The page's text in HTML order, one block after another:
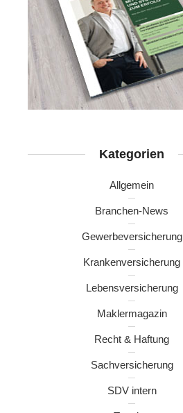
Kategorien
Allgemein
Branchen-News
Gewerbeversicherung
Krankenversicherung
Lebensversicherung
Maklermagazin
Recht & Haftung
Sachversicherung
SDV intern